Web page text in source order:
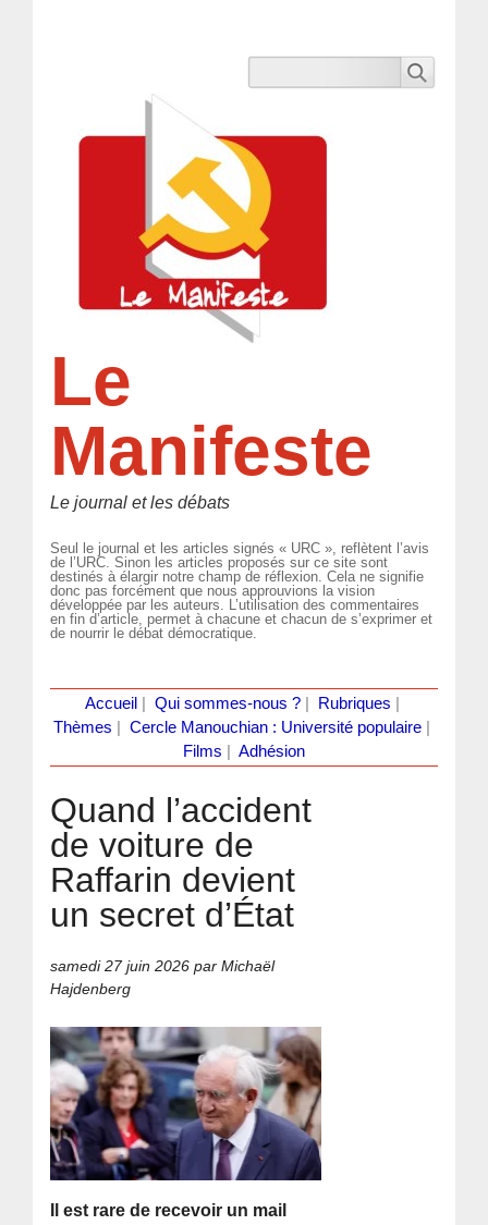
Le
Manifeste
Le journal et les débats
Seul le journal et les articles signés « URC », reflètent l’avis
de l’URC. Sinon les articles proposés sur ce site sont
destinés à élargir notre champ de réflexion. Cela ne signifie
donc pas forcément que nous approuvions la vision
développée par les auteurs. L’utilisation des commentaires
en fin d’article, permet à chacune et chacun de s’exprimer et
de nourrir le débat démocratique.
Accueil Qui sommes-nous ?| Rubriques
Thèmes
Cercle Manouchian : Université populaire
Films
Adhésion
Quand l’accident
de voiture de
Raffarin devient
un secret d’État
samedi 27 juin 2026 par Michaël
Hajdenberg
Il est rare de recevoir un mail